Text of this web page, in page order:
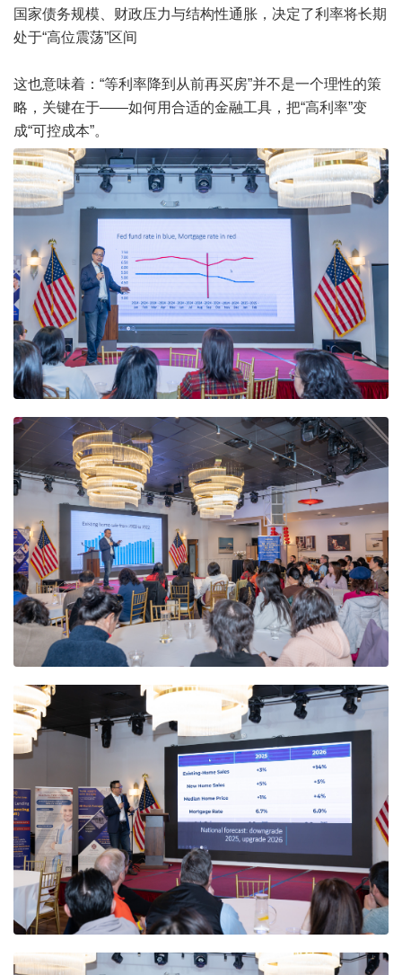
国家债务规模、财政压力与结构性通胀，决定了利率将长期
处于“高位震荡”区间
这也意味着：“等利率降到从前再买房”并不是一个理性的策
略，关键在于——如何用合适的金融工具，把“高利率”变
成“可控成本”。